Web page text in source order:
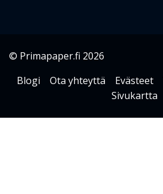
© Primapaper.fi 2026
Blogi
Ota yhteyttä Evästeet
Sivukartta